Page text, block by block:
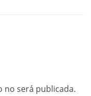
no será publicada.